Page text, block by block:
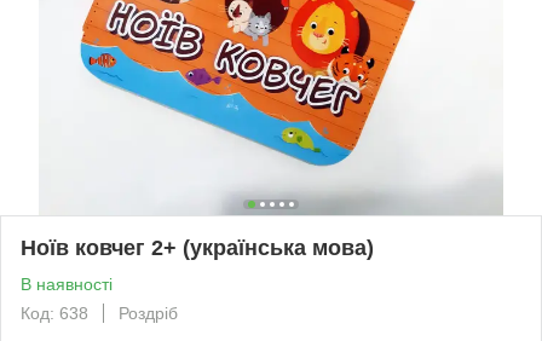
Ноїв ковчег 2+ (українська мова)
В наявності
Код: 638
Роздріб